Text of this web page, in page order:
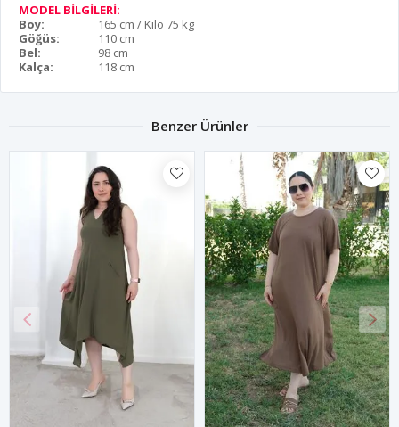
MODEL BİLGİLERİ:
Boy:
165 cm / Kilo 75 kg
Göğüs:
110 cm
Bel:
98 cm
Kalça:
118 cm
Benzer Ürünler